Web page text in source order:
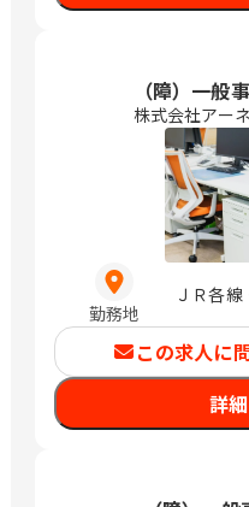
（障）一般
株式会社アー
勤務地
ＪＲ各
この求人に
詳